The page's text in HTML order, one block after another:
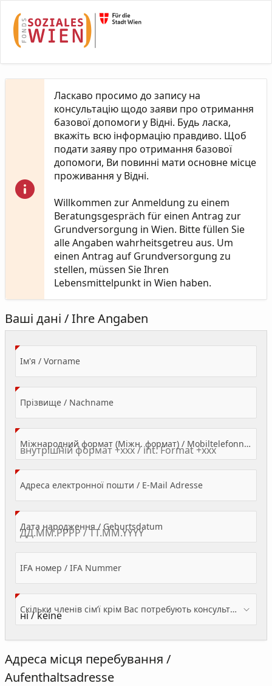
Ласкаво просимо до запису на
консультацію щодо заяви про отримання
базової допомоги у Відні. Будь ласка,
вкажіть всю інформацію правдиво. Щоб
подати заяву про отримання базової
допомоги, Ви повинні мати основне місце
проживання у Відні.
Willkommen zur Anmeldung zu einem
Beratungsgespräch für einen Antrag zur
Grundversorgung in Wien. Bitte füllen Sie
alle Angaben wahrheitsgetreu aus. Um
einen Antrag auf Grundversorgung zu
stellen, müssen Sie Ihren
Lebensmittelpunkt in Wien haben.
Ваші дані / Ihre Angaben
Ім'я / Vorname(Value Required)
Прізвище / Nachname(Value Required)
Міжнародний формат (Міжн. формат) / Mobiltelefonnummer
Адреса електронної пошти / E-Mail Adresse(Value Required)
Дата народження / Geburtsdatum
IFA номер / IFA Nummer
Скільки членів сім’ї крім Вас потребують консультації? / Wieviele Familienmitglieder brauchen Beratung - zusätzlich zu Ihnen?
Адреса місця перебування /
Aufenthaltsadresse